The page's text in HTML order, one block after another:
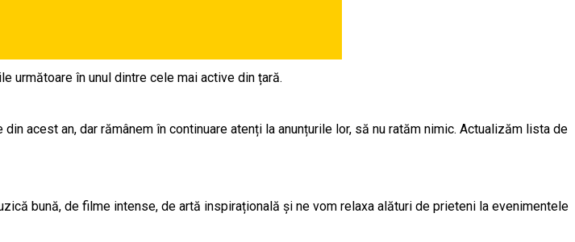
următoare în unul dintre cele mai active din țară.
acest an, dar rămânem în continuare atenți la anunțurile lor, să nu ratăm nimic. Actualizăm lista de
bună, de filme intense, de artă inspirațională și ne vom relaxa alături de prieteni la evenimentele